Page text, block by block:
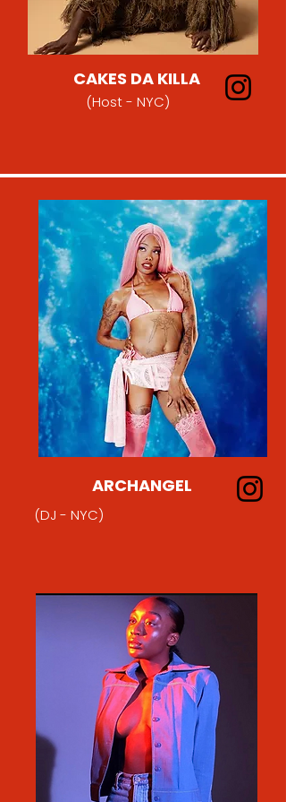
CAKES DA KILLA
(Host - NYC)
ARCHANGEL
(DJ - NYC)